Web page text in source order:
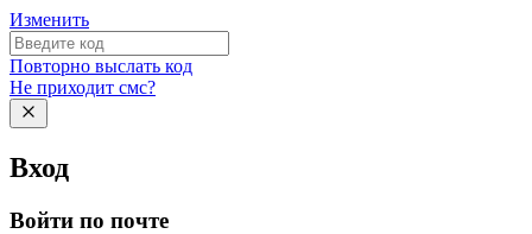
Изменить
Повторно выслать код
Не приходит смс?
Вход
Войти по почте